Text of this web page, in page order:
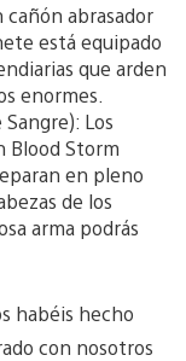
abrasador
está equipado
que arden
enormes.
Los
Blood Storm
en pleno
de los
arma podrás
habéis hecho
con nosotros